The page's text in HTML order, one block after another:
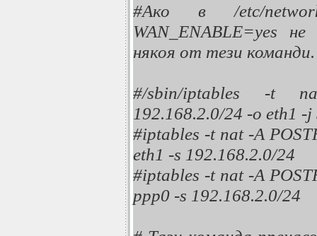
#Ако в /etc/
WAN_ENABLE=yes
някоя от тези команди.
#/sbin/iptables -t
192.168.2.0/24 -o eth1 -
#iptables -t nat -A
eth1 -s 192.168.2.0/24
#iptables -t nat -A
ppp0 -s 192.168.2.0/24